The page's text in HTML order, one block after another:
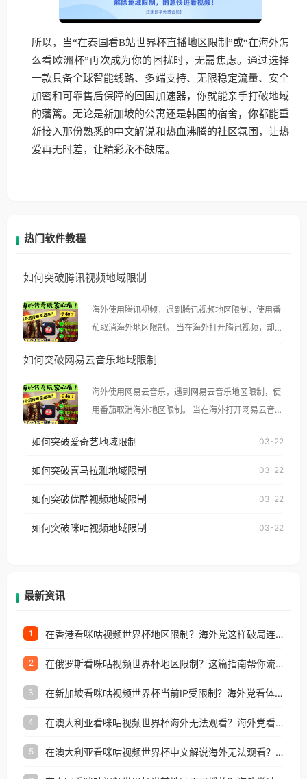
所以，当“在泰国看B站世界杯直播地区限制”或“在海外怎
么看欧洲杯”再次成为你的困扰时，无需焦虑。通过选择
一款具备全球智能线路、多端支持、无限稳定流量、安全
加密和可靠售后保障的回国加速器，你就能亲手打破地域
的藩篱。无论是新加坡的公寓还是韩国的宿舍，你都能重
新接入那份熟悉的中文解说和热血沸腾的社区氛围，让热
爱再无时差，让精彩永不缺席。
热门软件教程
如何突破腾讯视频地域限制
海外使用腾讯视频，遇到腾讯视频地区限制，使用番
茄取消海外地区限制。 当在海外打开腾讯视频，却突
示语。 海外用户如香港、澳门、台湾、美国、加拿
像其他音乐平台一样，出现地区及版权限制问题，且
仅能在中国大陆地区播放。 遇到这个问题的朋友们，
使用番茄回国加速器，即可解决「海外用户收听腾讯
台湾、美国、加拿大、澳大利亚、欧洲等国家和地区
权限制所困扰。
如何突破网易云音乐地域限制
海外使用网易云音乐，遇到网易云音乐地区限制，使
用番茄取消海外地区限制。 当在海外打开网易云音
播放”的提示语。 海外用户如香港、澳门、台湾、美
国、加拿大、澳大利亚、欧洲等国家和地区时，网易
制问题，且仅能在中国大陆地区播放。 遇到这个问题
户收听网易云音乐地区版权限制」的问题，无论人在
如何突破爱奇艺地域限制 03-22
如何突破喜马拉雅地域限制 03-22
如何突破优酷视频地域限制 03-22
如何突破咪咕视频地域限制 03-22
最新资讯
1 在香港看咪咕视频世界杯地区限制？海外党这样破局连看7天不卡顿！
2 在俄罗斯看咪咕视频世界杯地区限制？这篇指南帮你流畅看中文解说赛事
3 在新加坡看咪咕视频世界杯当前IP受限制？海外党看体育赛事的终极破局指南
4 在澳大利亚看咪咕视频世界杯海外无法观看？海外党看国内体育直播的终极解法
5 在澳大利亚看咪咕视频世界杯中文解说海外无法观看？这篇指南帮你搞定所有体育直播难题